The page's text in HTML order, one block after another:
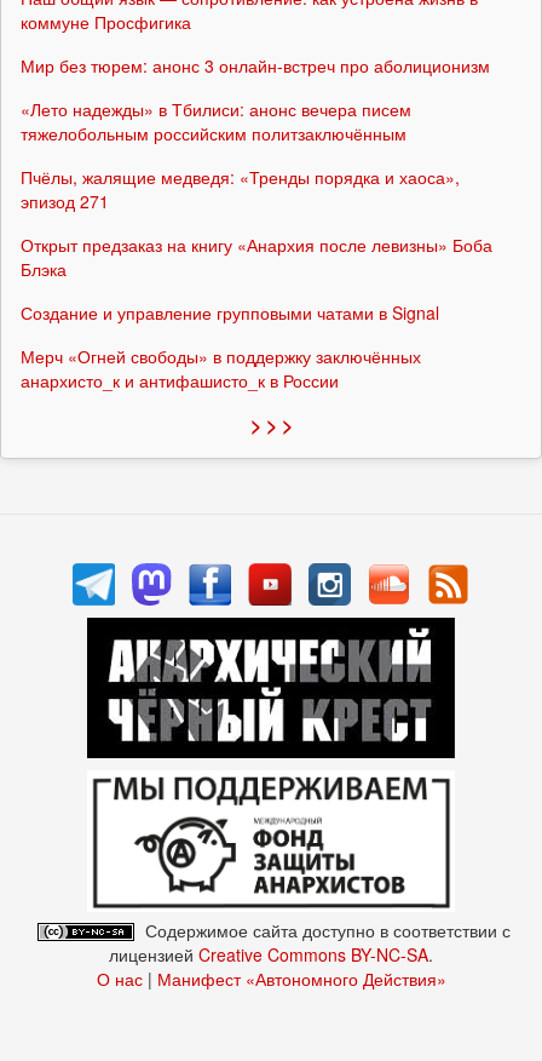
коммуне Просфигика
Мир без тюрем: анонс 3 онлайн-встреч про аболиционизм
«Лето надежды» в Тбилиси: анонс вечера писем
тяжелобольным российским политзаключённым
Пчёлы, жалящие медведя: «Тренды порядка и хаоса»,
эпизод 271
Открыт предзаказ на книгу «Анархия после левизны» Боба
Блэка
Создание и управление групповыми чатами в Signal
Мерч «Огней свободы» в поддержку заключённых
анархисто_к и антифашисто_к в России
> > >
Содержимое сайта доступно в соответствии с
лицензией Creative Commons BY-NC-SA.
О нас| Манифест «Автономного Действия»